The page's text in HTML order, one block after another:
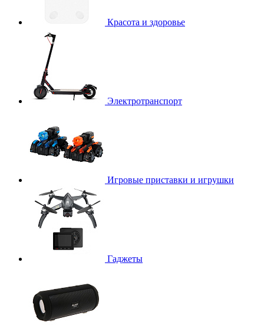
Красота и здоровье
Электротранспорт
Игровые приставки и игрушки
Гаджеты